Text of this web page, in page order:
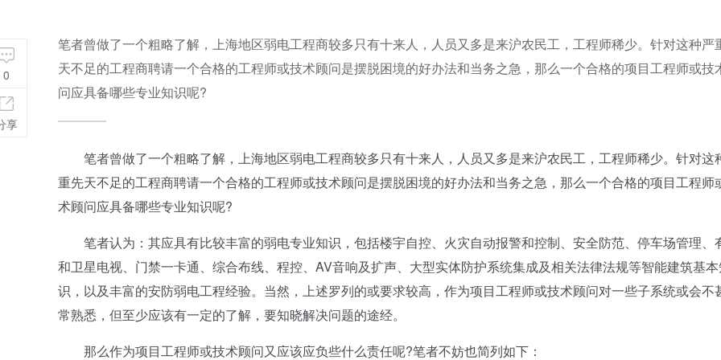
笔者曾做了一个粗略了解，上海地区弱电工程商较多只有十来人，人员又多是来沪农民工，工程师稀少。针对这种严
天不足的工程商聘请一个合格的工程师或技术顾问是摆脱困境的好办法和当务之急，那么一个合格的项目工程师或技
问应具备哪些专业知识呢?
笔者曾做了一个粗略了解，上海地区弱电工程商较多只有十来人，人员又多是来沪农民工，工程师稀少。针对这
重先天不足的工程商聘请一个合格的工程师或技术顾问是摆脱困境的好办法和当务之急，那么一个合格的项目工程师
术顾问应具备哪些专业知识呢?
笔者认为：其应具有比较丰富的弱电专业知识，包括楼宇自控、火灾自动报警和控制、安全防范、停车场管理、
和卫星电视、门禁一卡通、综合布线、程控、AV音响及扩声、大型实体防护系统集成及相关法律法规等智能建筑基
识，以及丰富的安防弱电工程经验。当然，上述罗列的或要求较高，作为项目工程师或技术顾问对一些子系统或会不
常熟悉，但至少应该有一定的了解，要知晓解决问题的途经。
那么作为项目工程师或技术顾问又应该应负些什么责任呢?笔者不妨也简列如下：
0
享